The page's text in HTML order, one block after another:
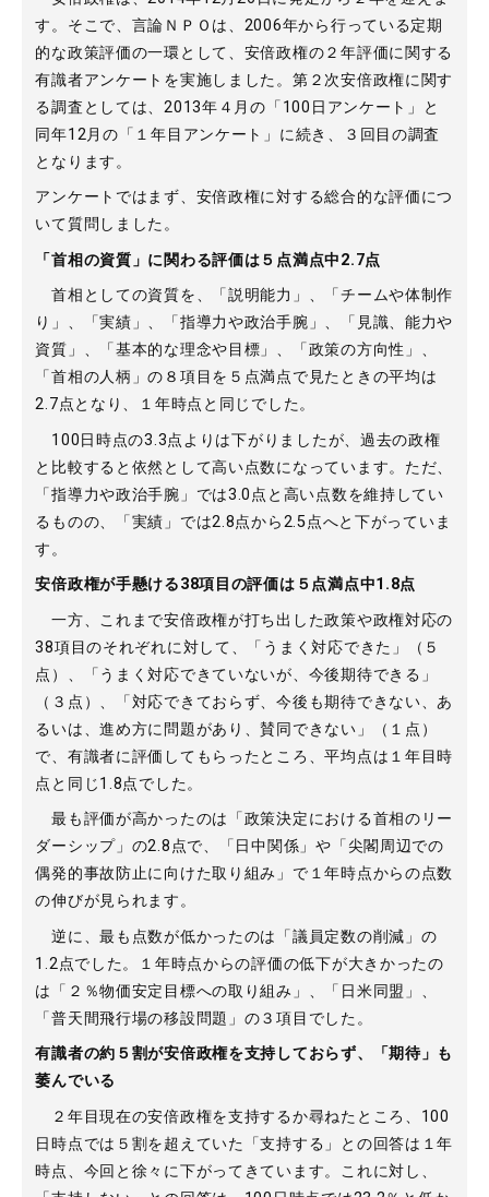
す。そこで、言論ＮＰＯは、2006年から行っている定期
的な政策評価の一環として、安倍政権の２年評価に関する
有識者アンケートを実施しました。第２次安倍政権に関す
る調査としては、2013年４月の「100日アンケート」と
同年12月の「１年目アンケート」に続き、３回目の調査
となります。
アンケートではまず、安倍政権に対する総合的な評価につ
いて質問しました。
「首相の資質」に関わる評価は５点満点中2.7点
首相としての資質を、「説明能力」、「チームや体制作
り」、「実績」、「指導力や政治手腕」、「見識、能力や
資質」、「基本的な理念や目標」、「政策の方向性」、
「首相の人柄」の８項目を５点満点で見たときの平均は
2.7点となり、１年時点と同じでした。
100日時点の3.3点よりは下がりましたが、過去の政権
と比較すると依然として高い点数になっています。ただ、
「指導力や政治手腕」では3.0点と高い点数を維持してい
るものの、「実績」では2.8点から2.5点へと下がっていま
す。
安倍政権が手懸ける38項目の評価は５点満点中1.8点
一方、これまで安倍政権が打ち出した政策や政権対応の
38項目のそれぞれに対して、「うまく対応できた」（５
点）、「うまく対応できていないが、今後期待できる」
（３点）、「対応できておらず、今後も期待できない、あ
るいは、進め方に問題があり、賛同できない」（１点）
で、有識者に評価してもらったところ、平均点は１年目時
点と同じ1.8点でした。
最も評価が高かったのは「政策決定における首相のリー
ダーシップ」の2.8点で、「日中関係」や「尖閣周辺での
偶発的事故防止に向けた取り組み」で１年時点からの点数
の伸びが見られます。
逆に、最も点数が低かったのは「議員定数の削減」の
1.2点でした。１年時点からの評価の低下が大きかったの
は「２％物価安定目標への取り組み」、「日米同盟」、
「普天間飛行場の移設問題」の３項目でした。
有識者の約５割が安倍政権を支持しておらず、「期待」も
萎んでいる
２年目現在の安倍政権を支持するか尋ねたところ、100
日時点では５割を超えていた「支持する」との回答は１年
時点、今回と徐々に下がってきています。これに対し、